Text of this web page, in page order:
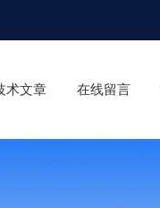
术文章 在线留言